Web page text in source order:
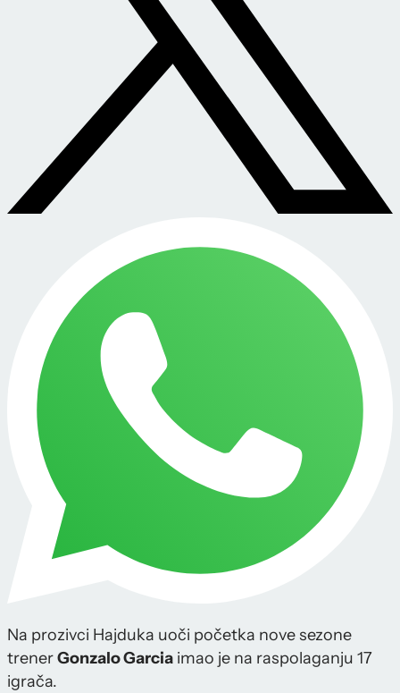
Na prozivci Hajduka uoči početka nove sezone
trenerGonzalo Garcia imao je na raspolaganju 17
igrača.